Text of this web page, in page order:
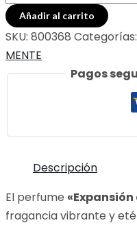
AL
EXTRACTO
MUJER
N°5-
Añadir al carrito
SKU: 800368 Categorías:
MENTE
Pagos
Descripción
El perfume «Expansión
fragancia vibrante y